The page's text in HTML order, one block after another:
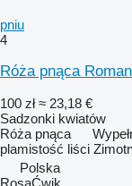
pniu
4
Róża pnąca
100 zł ≈ 23,18 €
Sadzonki kwiatów
Róża pnąca
plamistość liści
Polska
RosaĆwik